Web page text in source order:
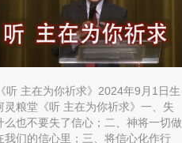
听 主在为你祈求》2024年9月1日生
灵粮堂《听 主在为你祈求》一、失
么也不要失了信心；二、神将一切做
我们的信心里；三、将信心化作行